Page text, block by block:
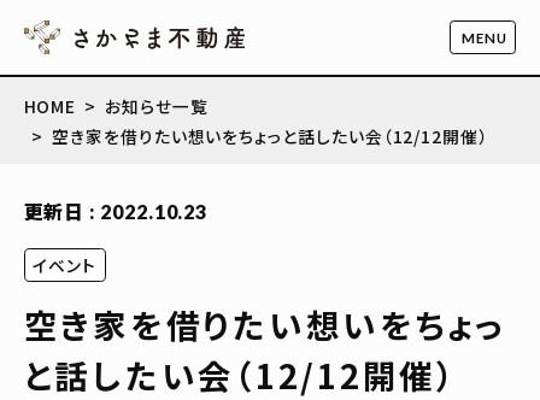
HOME
お知らせ一覧
空き家を借りたい想いをちょっと話したい会（12/12開催）
更新日 : 2022.10.23
イベント
空き家を借りたい想いをちょっ
と話したい会（12/12開催）